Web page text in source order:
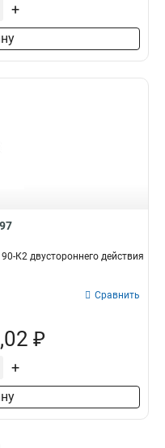
+
К2 двустороннего действия
Сравнить
₽
+